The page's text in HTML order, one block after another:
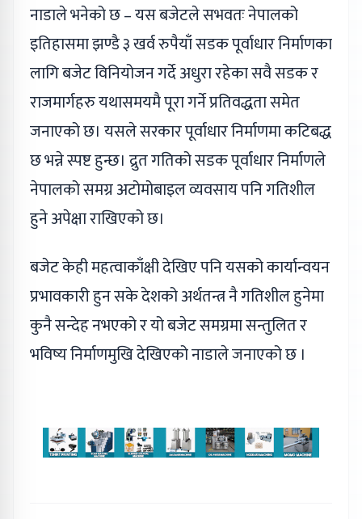
नाडाले भनेको छ – यस बजेटले सभवतः नेपालको
इतिहासमा झण्डै ३ खर्व रुपैयाँ सडक पूर्वाधार निर्माणका
लागि बजेट विनियोजन गर्दे अधुरा रहेका सवै सडक र
राजमार्गहरु यथासमयमै पूरा गर्ने प्रतिवद्धता समेत
जनाएको छ। यसले सरकार पूर्वाधार निर्माणमा कटिबद्ध
छ भन्ने स्पष्ट हुन्छ। द्रुत गतिको सडक पूर्वाधार निर्माणले
नेपालको समग्र अटोमोबाइल व्यवसाय पनि गतिशील
हुने अपेक्षा राखिएको छ।
बजेट केही महत्वाकाँक्षी देखिए पनि यसको कार्यान्वयन
प्रभावकारी हुन सके देशको अर्थतन्त्र नै गतिशील हुनेमा
कुनै सन्देह नभएको र यो बजेट समग्रमा सन्तुलित र
भविष्य निर्माणमुखि देखिएको नाडाले जनाएको छ ।